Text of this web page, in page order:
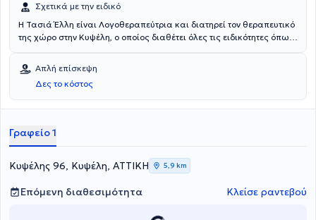
Σχετικά με την ειδικό
Η Τασιά Έλλη είναι Λογοθεραπεύτρια και διατηρεί τον θεραπευτικό
της χώρο στην Κυψέλη, ο οποίος διαθέτει όλες τις ειδικότητες όπως
ψυχοθεραπεία και ομάδες κοινωνικών δεξιοτήτων.Είναι κάτοχος
Bachelor από το Queen Margaret University ενώ έχει λάβει
μετεκπαίδευση στις Επίκτητες Νευρολογικές Διαταραχές. Εχει
παρακολουθήσει πλήθος μετεκπαιδευτικών σεμιναρίων καθώς και
feeding" από το Διεπιστημονικό κέντρο Ηπείρου. Επιπλέον έχει κάνει
και άλλες εκπαιδεύσεις όπως εντατική αλληλεπίδραση, makaton,
εμπειρία με παιδιά και ενήλικες ενώ εξειδικεύεται στη
φωνοθεραπεία μέσω της εκπαίδευσης ΙVT.
Απλή επίσκεψη
Δες το κόστος
Γραφείο 1
Κυψέλης 96, Κυψέλη, ΑΤΤΙΚΗ 5,9 km
Επόμενη διαθεσιμότητα Κλείσε ραντεβού